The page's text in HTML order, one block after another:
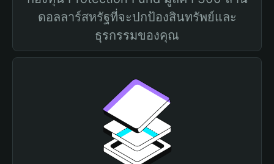
ดอลลาร์สหรัฐที่จะปกป้องสินทรัพย์และ
ธุรกรรมของคุณ